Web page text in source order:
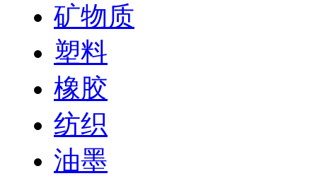
矿物质
塑料
橡胶
纺织
油墨